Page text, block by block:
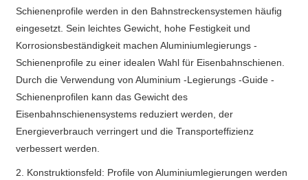
Schienenprofile werden in den Bahnstreckensystemen häufig
eingesetzt. Sein leichtes Gewicht, hohe Festigkeit und
Korrosionsbeständigkeit machen Aluminiumlegierungs -
Schienenprofile zu einer idealen Wahl für Eisenbahnschienen.
Durch die Verwendung von Aluminium -Legierungs -Guide -
Schienenprofilen kann das Gewicht des
Eisenbahnschienensystems reduziert werden, der
Energieverbrauch verringert und die Transporteffizienz
verbessert werden.
2. Konstruktionsfeld: Profile von Aluminiumlegierungen werden